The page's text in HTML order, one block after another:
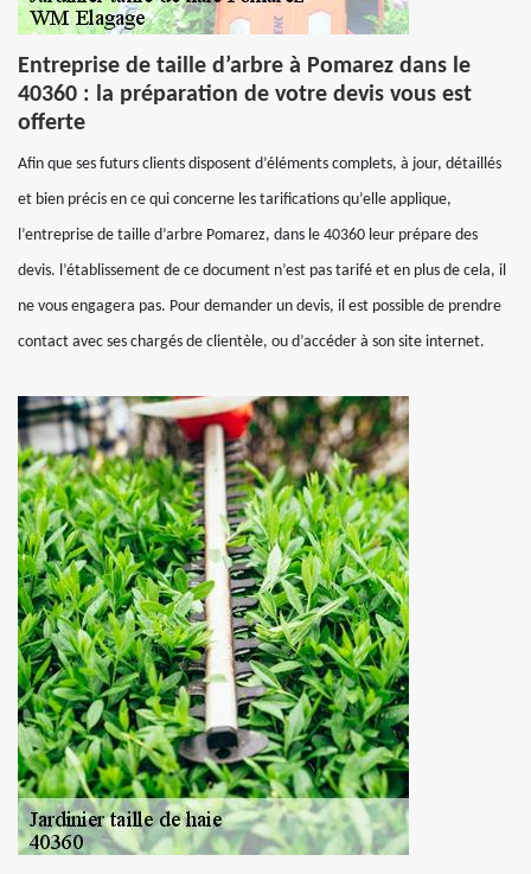
Entreprise de taille d’arbre à Pomarez dans le
40360 : la préparation de votre devis vous est
offerte
Afin que ses futurs clients disposent d’éléments complets, à jour, détaillés
et bien précis en ce qui concerne les tarifications qu’elle applique,
l’entreprise de taille d’arbre Pomarez, dans le 40360 leur prépare des
devis. l’établissement de ce document n’est pas tarifé et en plus de cela, il
ne vous engagera pas. Pour demander un devis, il est possible de prendre
contact avec ses chargés de clientèle, ou d’accéder à son site internet.